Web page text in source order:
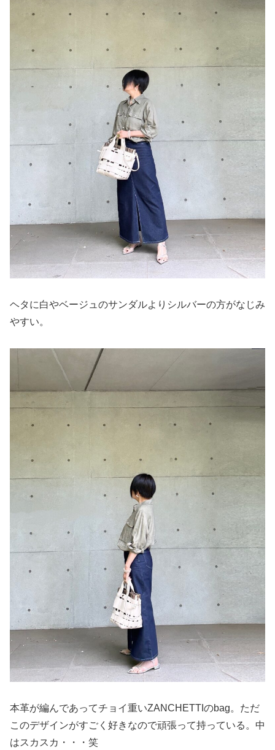
ヘタに白やベージュのサンダルよりシルバーの方がなじみ
やすい。
本革が編んであってチョイ重いZANCHETTIのbag。ただ
このデザインがすごく好きなので頑張って持っている。中
はスカスカ・・・笑